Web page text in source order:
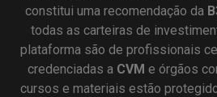
constitui uma recomendação da
todas as carteiras de
plataforma são de profissionais
credenciadas a CVM e órgãos
cursos e materiais estão